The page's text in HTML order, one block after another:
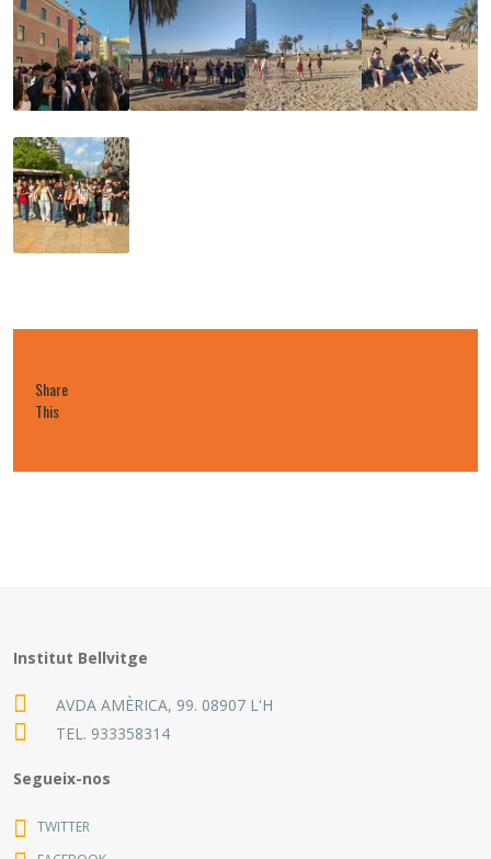
Share
This
Institut Bellvitge
AVDA AMÈRICA, 99. 08907 L'H
TEL. 933358314
Segueix-nos
TWITTER